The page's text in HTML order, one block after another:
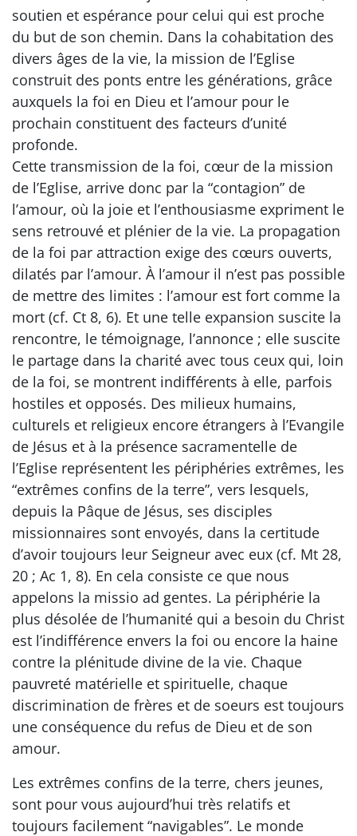
soutien et espérance pour celui qui est proche
du but de son chemin. Dans la cohabitation des
divers âges de la vie, la mission de l’Eglise
construit des ponts entre les générations, grâce
auxquels la foi en Dieu et l’amour pour le
prochain constituent des facteurs d’unité
profonde.
Cette transmission de la foi, cœur de la mission
de l’Eglise, arrive donc par la “contagion” de
l’amour, où la joie et l’enthousiasme expriment le
sens retrouvé et plénier de la vie. La propagation
de la foi par attraction exige des cœurs ouverts,
dilatés par l’amour. À l’amour il n’est pas possible
de mettre des limites : l’amour est fort comme la
mort (cf. Ct 8, 6). Et une telle expansion suscite la
rencontre, le témoignage, l’annonce ; elle suscite
le partage dans la charité avec tous ceux qui, loin
de la foi, se montrent indifférents à elle, parfois
hostiles et opposés. Des milieux humains,
culturels et religieux encore étrangers à l’Evangile
de Jésus et à la présence sacramentelle de
l’Eglise représentent les périphéries extrêmes, les
“extrêmes confins de la terre”, vers lesquels,
depuis la Pâque de Jésus, ses disciples
missionnaires sont envoyés, dans la certitude
d’avoir toujours leur Seigneur avec eux (cf. Mt 28,
20 ; Ac 1, 8). En cela consiste ce que nous
appelons la missio ad gentes. La périphérie la
plus désolée de l’humanité qui a besoin du Christ
est l’indifférence envers la foi ou encore la haine
contre la plénitude divine de la vie. Chaque
pauvreté matérielle et spirituelle, chaque
discrimination de frères et de soeurs est toujours
une conséquence du refus de Dieu et de son
amour.
Les extrêmes confins de la terre, chers jeunes,
sont pour vous aujourd’hui très relatifs et
toujours facilement “navigables”. Le monde